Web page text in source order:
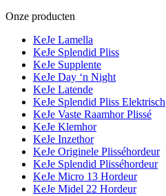
Onze producten
KeJe Lamella
KeJe Splendid Pliss
KeJe Supplente
KeJe Day ‘n Night
KeJe Latende
KeJe Splendid Pliss Elektrisch
KeJe Vaste Raamhor Plissé
KeJe Klemhor
KeJe Inzethor
KeJe Originele Plisséhordeur
KeJe Splendid Plisséhordeur
KeJe Micro 13 Hordeur
KeJe Midel 22 Hordeur